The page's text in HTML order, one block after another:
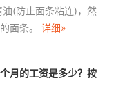
(防止面条粘连)，然
面条。 详细»
月的工资是多少？按